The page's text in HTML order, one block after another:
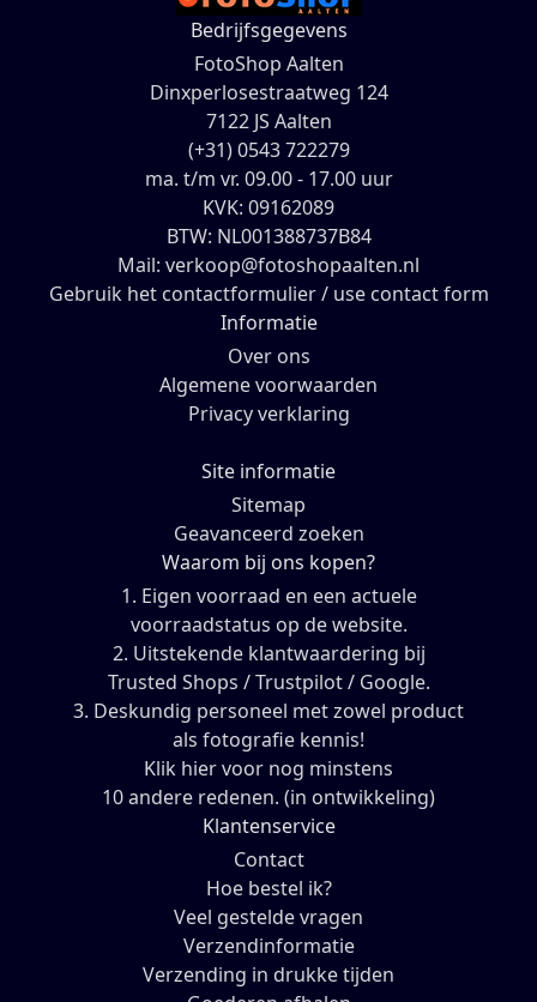
Bedrijfsgegevens
FotoShop Aalten
Dinxperlosestraatweg 124
7122 JS Aalten
(+31) 0543 722279
ma. t/m vr. 09.00 - 17.00 uur
KVK: 09162089
BTW: NL001388737B84
Mail: verkoop@fotoshopaalten.nl
Gebruik het contactformulier / use contact form
Informatie
Over ons
Algemene voorwaarden
Privacy verklaring
Site informatie
Sitemap
Geavanceerd zoeken
Waarom bij ons kopen?
1. Eigen voorraad en een actuele
voorraadstatus op de website.
2. Uitstekende klantwaardering bij
Trusted Shops / Trustpilot / Google.
3. Deskundig personeel met zowel product
als fotografie kennis!
Klik hier voor nog minstens
10 andere redenen. (in ontwikkeling)
Klantenservice
Contact
Hoe bestel ik?
Veel gestelde vragen
Verzendinformatie
Verzending in drukke tijden